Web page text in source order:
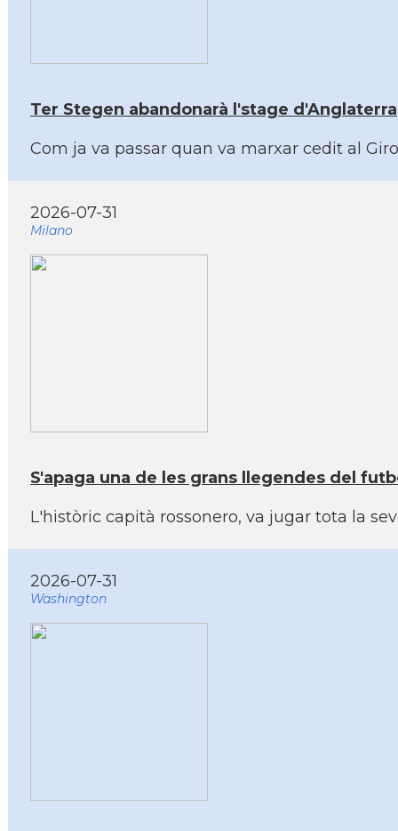
Ter Stegen abandonarà l'stage d'Anglaterra
Com ja va passar quan va marxar cedit al
2026-07-31
Milano
S'apaga una de les grans llegendes del
L'històric capità rossonero, va jugar tota la
2026-07-31
Washington